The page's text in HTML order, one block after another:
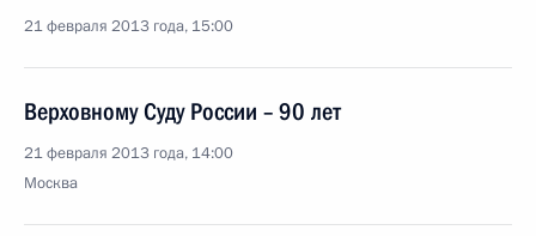
21 февраля 2013 года, 15:00
Верховному Суду России – 90 лет
21 февраля 2013 года, 14:00
Москва